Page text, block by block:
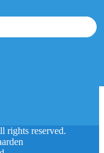
rights reserved.